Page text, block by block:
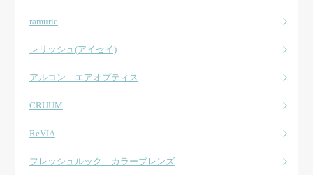
ramurie
レリッシュ(アイセイ)
アルコン エアオプティス
CRUUM
ReVIA
フレッシュルック カラーブレンズ